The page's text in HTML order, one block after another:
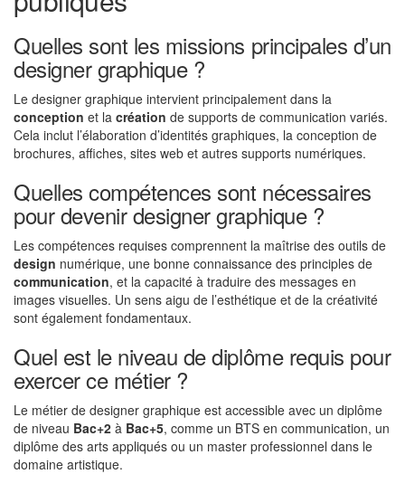
Quelles sont les missions principales d’un
designer graphique ?
Le designer graphique intervient principalement dans la
conception et la création de supports de communication variés.
Cela inclut l’élaboration d’identités graphiques, la conception de
brochures, affiches, sites web et autres supports numériques.
Quelles compétences sont nécessaires
pour devenir designer graphique ?
Les compétences requises comprennent la maîtrise des outils de
design numérique, une bonne connaissance des principles de
communication, et la capacité à traduire des messages en
images visuelles. Un sens aigu de l’esthétique et de la créativité
sont également fondamentaux.
Quel est le niveau de diplôme requis pour
exercer ce métier ?
Le métier de designer graphique est accessible avec un diplôme
de niveau Bac+2 à Bac+5, comme un BTS en communication, un
diplôme des arts appliqués ou un master professionnel dans le
domaine artistique.